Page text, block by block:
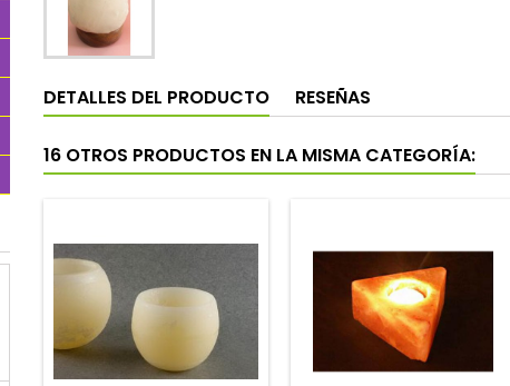
DETALLES DEL PRODUCTO RESEÑAS
16 OTROS PRODUCTOS EN LA MISMA CATEGORÍA: